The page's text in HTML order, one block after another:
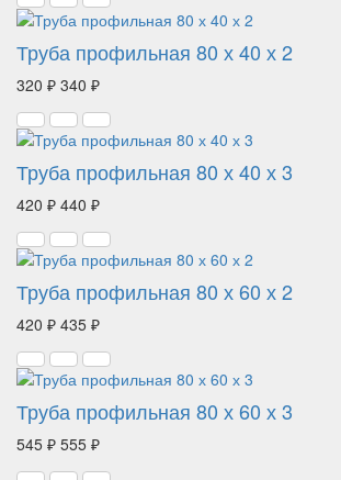
Труба профильная 80 х 40 х 2
320 ₽ 340 ₽
Труба профильная 80 х 40 х 3
420 ₽ 440 ₽
Труба профильная 80 х 60 х 2
420 ₽ 435 ₽
Труба профильная 80 х 60 х 3
545 ₽ 555 ₽